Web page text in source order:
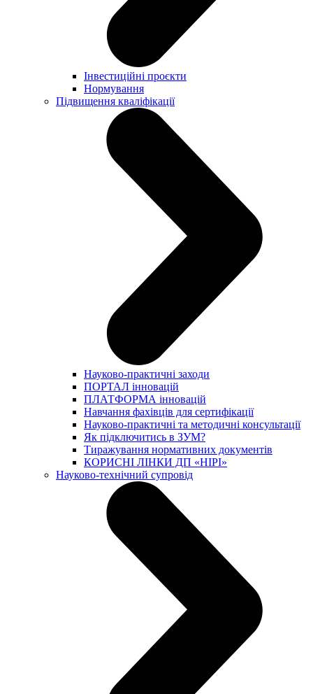
Інвестиційні проєкти
Нормування
Підвищення кваліфікації
Науково-практичні заходи
ПОРТАЛ інновацій
ПЛАТФОРМА інновацій
Навчання фахівців для сертифікації
Науково-практичні та методичні консультації
Як підключитись в ЗУМ?
Тиражування нормативних документів
КОРИСНІ ЛІНКИ ДП «НІРІ»
Науково-технічний супровід